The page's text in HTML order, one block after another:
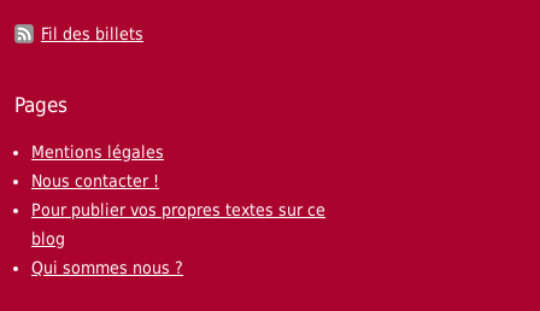
Fil des billets
Pages
Mentions légales
Nous contacter !
Pour publier vos propres textes sur ce
blog
Qui sommes nous ?